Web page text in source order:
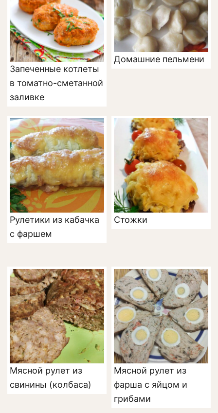
Запеченные котлеты
в томатно-сметанной
заливке
Домашние пельмени
Рулетики из кабачка
с фаршем
Стожки
Мясной рулет из
свинины (колбаса)
Мясной рулет из
фарша с яйцом и
грибами